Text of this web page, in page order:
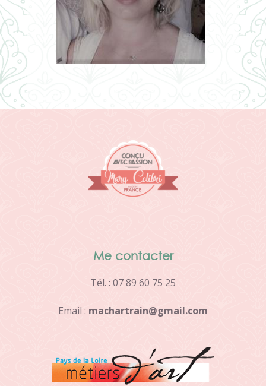
Me contacter
Tél. : 07 89 60 75 25
Email : machartrain@gmail.com